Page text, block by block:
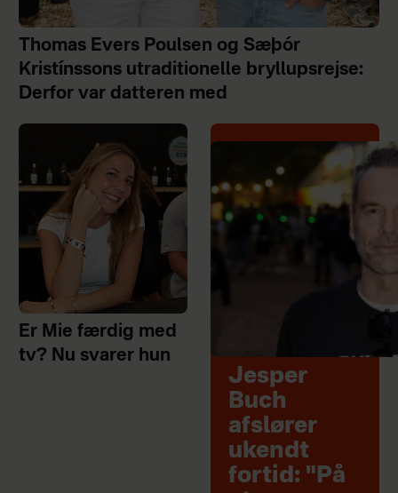
Thomas Evers Poulsen og Sæþór
Kristínssons utraditionelle bryllupsrejse:
Derfor var datteren med
Er Mie færdig med
tv? Nu svarer hun
Jesper
Buch
afslører
ukendt
fortid: "På